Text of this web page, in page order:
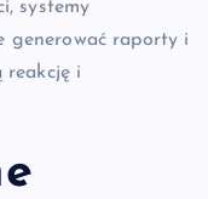
systemy
generować raporty i
reakcję i